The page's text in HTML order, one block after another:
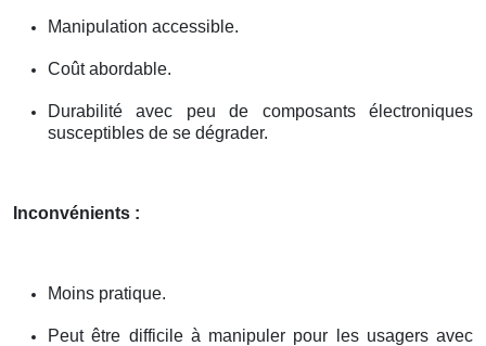
Manipulation accessible.
Coût abordable.
Durabilité avec peu de composants électroniques
susceptibles de se dégrader.
Inconvénients :
Moins pratique.
Peut être difficile à manipuler pour les usagers avec